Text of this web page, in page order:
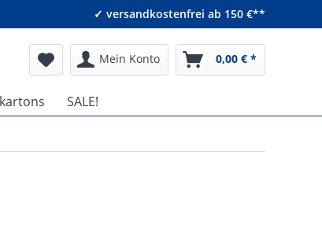
✓ versandkostenfrei ab 150 €**
Mein Konto 0,00 € *
SALE!